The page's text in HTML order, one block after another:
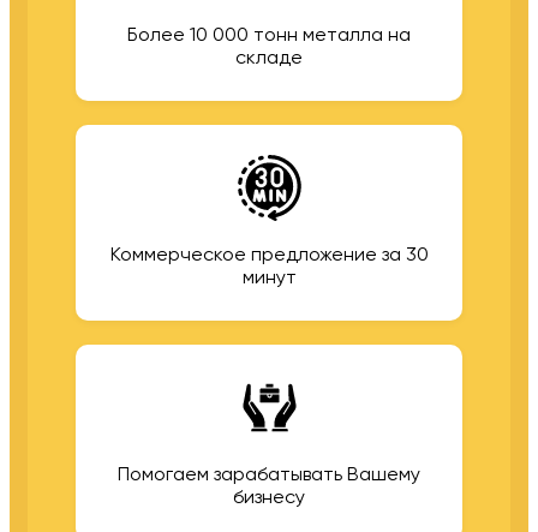
Более 10 000 тонн металла на
складе
Коммерческое предложение за 30
минут
Помогаем зарабатывать Вашему
бизнесу